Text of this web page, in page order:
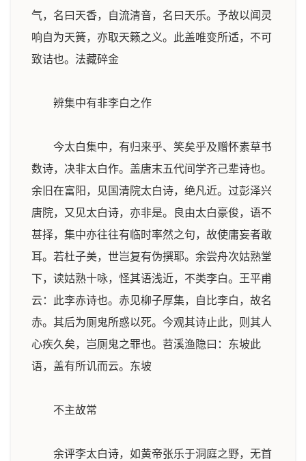
气，名曰天香，自流清音，名曰天乐。予故以闻灵
响自为天簧，亦取天籁之义。此盖唯变所适，不可
致诘也。 法藏碎金
辨集中有非李白之作
今太白集中，有归来乎、笑矣乎及赠怀素草书
数诗，决非太白作。盖唐末五代间学齐己辈诗也。
余旧在富阳，见国清院太白诗，绝凡近。过彭泽兴
唐院，又见太白诗，亦非是。良由太白豪俊，语不
甚择，集中亦往往有临时率然之句，故使庸妄者敢
耳。若杜子美，世岂复有伪撰耶。余尝舟次姑熟堂
下，读姑熟十咏，怪其语浅近，不类李白。王平甫
云：此李赤诗也。赤见柳子厚集，自比李白，故名
赤。其后为厕鬼所惑以死。今观其诗止此，则其人
心疾久矣，岂厕鬼之罪也。苕溪渔隐曰：东坡此
语，盖有所讥而云。 东坡
不主故常
余评李太白诗，如黄帝张乐于洞庭之野，无首